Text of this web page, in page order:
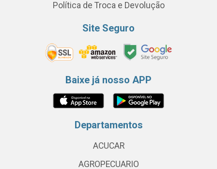
Política de Troca e Devolução
Site Seguro
Baixe já nosso APP
Departamentos
ACUCAR
AGROPECUARIO